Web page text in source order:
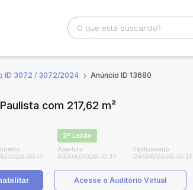
Categoria
ID 3072 / 3072/2024 Anúncio ID 13680
com 217,62 m²
2026 10:17
2ª Leilão
Abertura
03/08/2026 10:17
Fechamento
28/08/2026 10:17
Acesse o Auditório Virtual